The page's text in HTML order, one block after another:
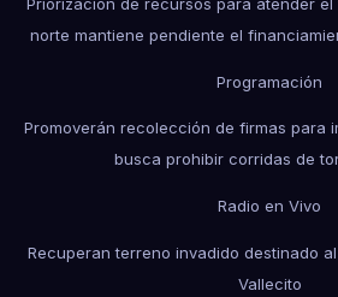
norte mantiene pendiente el
Programación
Promoverán recolección de firmas para
busca prohibir corridas de
Radio en Vivo
Recuperan terreno invadido destinado
Vallecito